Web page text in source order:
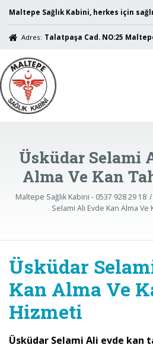
Maltepe Sağlık Kabini, herkes için
Adres: Talatpaşa Cad. NO:25
Üsküdar Selami
Alma Ve Kan
Maltepe Sağlık Kabini - 0537 928 29 18
Selami Ali Evde Kan Alma Ve
Üsküdar
Kan Alma Ve
Hizmeti
Üsküdar Selami Ali evde kan